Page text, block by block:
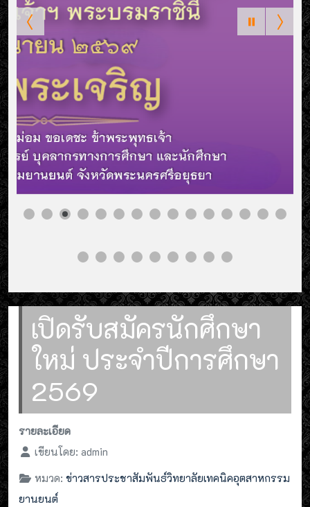
เปิดรับสมัครนักศึกษา
ใหม่ ประจำปีการศึกษา
2569
รายละเอียด
เขียนโดย: admin
หมวด: ข่าวสารประชาสัมพันธ์วิทยาลัยเทคนิคอุตสาหกรรม
ยานยนต์